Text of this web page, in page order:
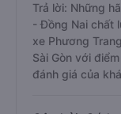
Trả lời: Những
- Đồng Nai chất
xe Phương
Sài Gòn với
đánh giá của